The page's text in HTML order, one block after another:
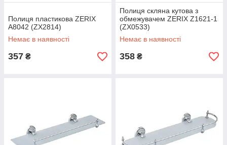
Полиця пластикова ZERIX
A8042 (ZX2814)
Немає в наявності
357 ₴
Полиця скляна кутова з
обмежувачем ZERIX Z1621-1
(ZX0533)
Немає в наявності
358 ₴